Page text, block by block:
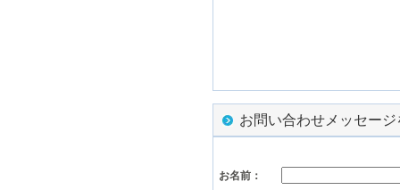
お問い合わせメッセー
お名前：